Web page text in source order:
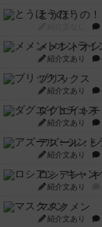
とうほうの！
メメントオ
紹介文あり
ブリックス
紹介文あり
ダグエイトチ
紹介文あり
アズール：
紹介文あり
ロシアン・
紹介文あり
マスクメン
紹介文あり